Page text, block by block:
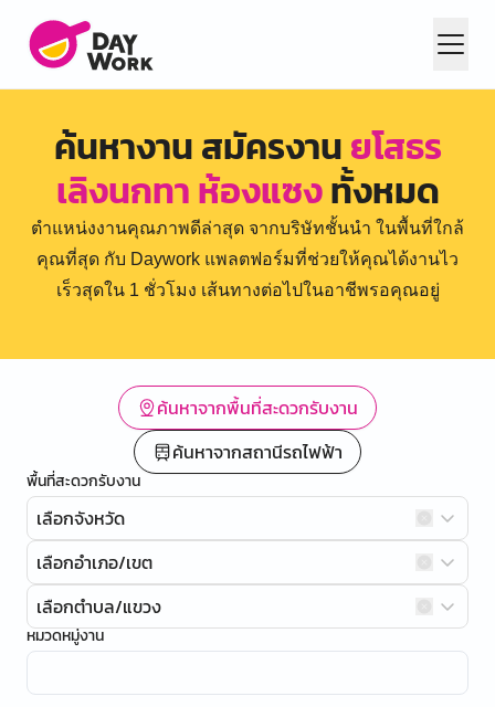
ค้นหางาน สมัครงานยโสธร
เลิงนกทา ห้องแซงทั้งหมด
ตำแหน่งงานคุณภาพดีล่าสุด จากบริษัทชั้นนำ ในพื้นที่ใกล้
คุณที่สุด กับ Daywork แพลตฟอร์มที่ช่วยให้คุณได้งานไว
เร็วสุดใน 1 ชั่วโมง เส้นทางต่อไปในอาชีพรอคุณอยู่
ค้นหาจากพื้นที่สะดวกรับงาน
ค้นหาจากสถานีรถไฟฟ้า
พื้นที่สะดวกรับงาน
เลือกจังหวัด
เลือกอำเภอ/เขต
เลือกตำบล/แขวง
หมวดหมู่งาน